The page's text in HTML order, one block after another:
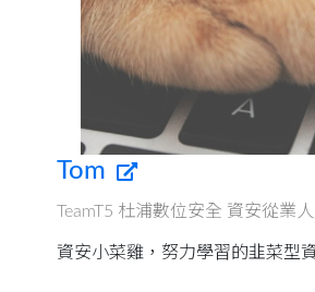
Tom
TeamT5 杜浦數位安全 資安從業
資安小菜雞，努力學習的韭菜型